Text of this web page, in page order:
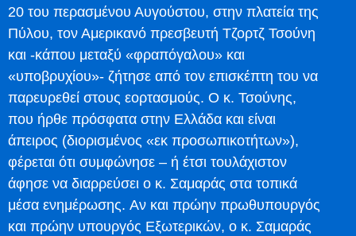
20 του περασμένου Αυγούστου, στην πλατεία της
Πύλου, τον Αμερικανό πρεσβευτή Τζορτζ Τσούνη
και -κάπου μεταξύ «φραπόγαλου» και
«υποβρυχίου»- ζήτησε από τον επισκέπτη του να
παρευρεθεί στους εορτασμούς. Ο κ. Τσούνης,
που ήρθε πρόσφατα στην Ελλάδα και είναι
άπειρος (διορισμένος «εκ προσωπικοτήτων»),
φέρεται ότι συμφώνησε – ή έτσι τουλάχιστον
άφησε να διαρρεύσει ο κ. Σαμαράς στα τοπικά
μέσα ενημέρωσης. Αν και πρώην πρωθυπουργός
και πρώην υπουργός Εξωτερικών, ο κ. Σαμαράς